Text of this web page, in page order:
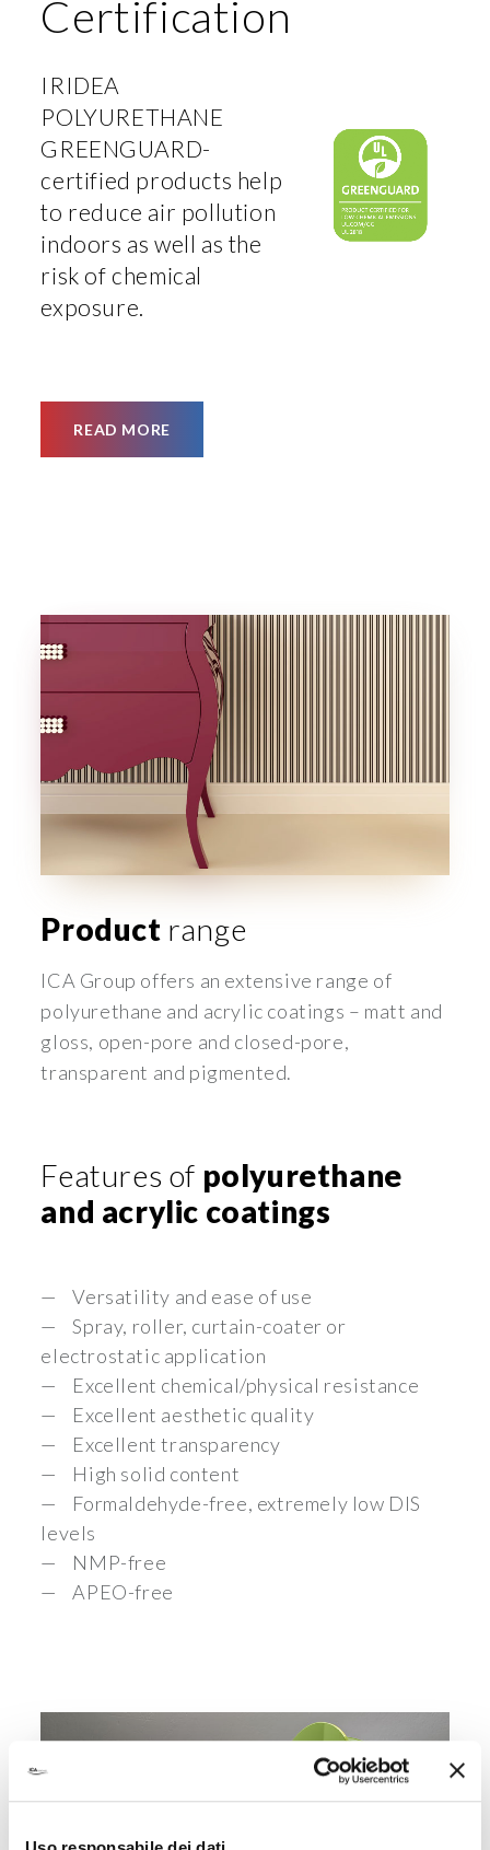
Certification
IRIDEA
POLYURETHANE
GREENGUARD-
certified products help
to reduce air pollution
indoors as well as the
risk of chemical
exposure.
READ MORE
Product range
ICA Group offers an extensive range of
polyurethane and acrylic coatings – matt and
gloss, open-pore and closed-pore,
transparent and pigmented.
Features of polyurethane
and acrylic coatings
Versatility and ease of use
Spray, roller, curtain-coater or
electrostatic application
Excellent chemical/physical resistance
Excellent aesthetic quality
Excellent transparency
High solid content
Formaldehyde-free, extremely low DIS
levels
NMP-free
APEO-free